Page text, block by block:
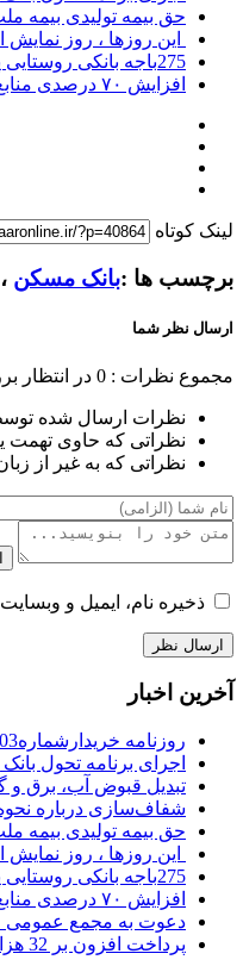
حق بیمه تولیدی بیمه ملت در
این روزها ، روز
275باجه بانکی روستایی پست بانک ایران منابع خود را به بیش از ۱۰۰ میلیارد ریال افزایش دادند
افزایش ۷۰ درصدی منابع و ۱۳۲ درصدی ضمانت‌نامه‌های ریالی صادره پست بانک ایران در چهارماهه اول سال 1405
لینک کوتاه
برچسب ها :بانک مسکن ،
ارسال نظر شما
مجموع نظرات : 0 در انتظار
نظرات ارسال شده
نظراتی که حاوی تهمت
نظراتی که به غیر از
ذخیره نام، ایمیل و
آخرین اخبار
روزنامه خریدارشماره2203
اجرای برنامه تحول
تبدیل قبوض آب، برق و
شفاف‌سازی درباره نحوه
حق بیمه تولیدی بیمه ملت در
این روزها ، روز
275باجه بانکی روستایی پست بانک ایران منابع خود را به بیش از ۱۰۰ میلیارد ریال افزایش دادند
افزایش ۷۰ درصدی منابع و ۱۳۲ درصدی ضمانت‌نامه‌های ریالی صادره پست بانک ایران در چهارماهه اول سال 1405
دعوت به مجمع عمومی
پرداخت افزون بر 32 هزار میلیارد ریال تسهیلات قرض الحسنه ازدواج و فرزندآوری توسط بانک کشاورزی